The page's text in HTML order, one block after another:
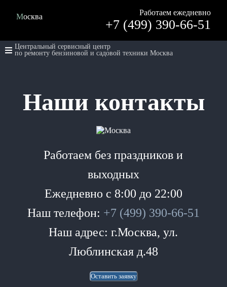
Москва Работаем ежедневно
+7 (499) 390-66-51
Центральный сервисный центр
по ремонту бензиновой и садовой техники Москва
Наши контакты
Работаем без праздников и
выходных
Ежедневно с 8:00 до 22:00
Наш телефон: +7 (499) 390-66-51
Наш адрес: г.Москва, ул.
Люблинская д.48
Оставить заявку